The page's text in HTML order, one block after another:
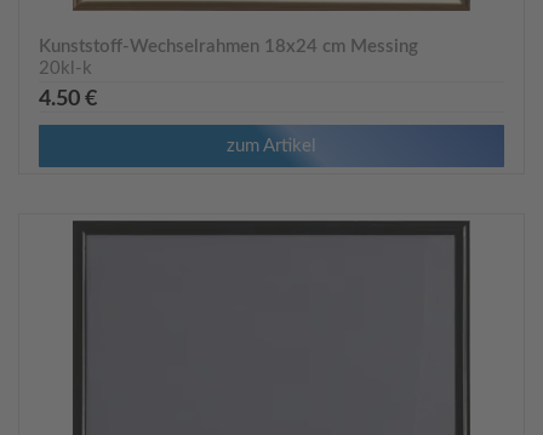
Kunststoff-Wechselrahmen 18x24 cm Messing
20kl-k
4.50 €
zum Artikel